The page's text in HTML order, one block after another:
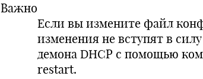
Важно
Если вы измените файл
изменения не вступят в
демона DHCP с помощью
restart.